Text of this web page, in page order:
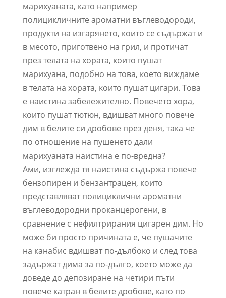
марихуаната, като например
полицикличните ароматни въглеводороди,
продукти на изгарянето, които се съдържат и
в месото, приготвено на грил, и протичат
през телата на хората, които пушат
марихуана, подобно на това, което виждаме
в телата на хората, които пушат цигари. Това
е наистина забележително. Повечето хора,
които пушат тютюн, вдишват много повече
дим в белите си дробове през деня, така че
по отношение на пушенето дали
марихуаната наистина е по-вредна?
Ами, изглежда тя наистина съдържа повече
бензопирен и бензантрацен, които
представляват полициклични ароматни
въглеводородни проканцерогени, в
сравнение с нефилтрирания цигарен дим. Но
може би просто причината е, че пушачите
на канабис вдишват по-дълбоко и след това
задържат дима за по-дълго, което може да
доведе до депозиране на четири пъти
повече катран в белите дробове, като по